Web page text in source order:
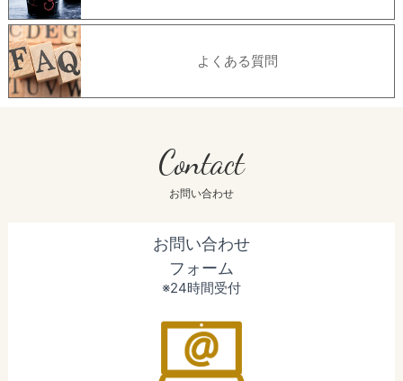
よくある質問
Contact
お問い合わせ
お問い合わせ
フォーム
※24時間受付